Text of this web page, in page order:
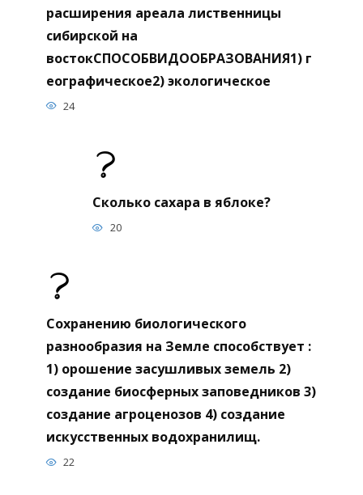
расширения ареала лиственницы
сибирской на
востокСПОСОБВИДООБРАЗОВАНИЯ1) г
еографическое2) экологическое
24
Сколько сахара в яблоке?
20
Сохранению биологического
разнообразия на Земле способствует :
1) орошение засушливых земель 2)
создание биосферных заповедников 3)
создание агроценозов 4) создание
искусственных водохранилищ.
22